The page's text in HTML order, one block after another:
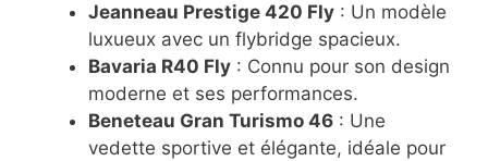
Jeanneau Prestige 420 Fly : Un modèle
luxueux avec un flybridge spacieux.
Bavaria R40 Fly : Connu pour son design
moderne et ses performances.
Beneteau Gran Turismo 46 : Une
vedette sportive et élégante, idéale pour